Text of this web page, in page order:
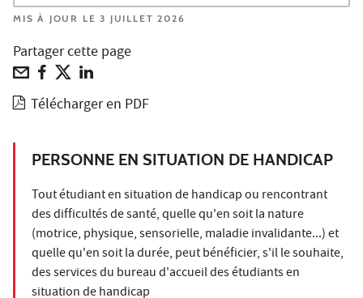
MIS À JOUR LE 3 JUILLET 2026
Partager cette page
Télécharger en PDF
PERSONNE EN SITUATION DE HANDICAP
Tout étudiant en situation de handicap ou rencontrant
des difficultés de santé, quelle qu'en soit la nature
(motrice, physique, sensorielle, maladie invalidante...) et
quelle qu'en soit la durée, peut bénéficier, s'il le souhaite,
des services du bureau d'accueil des étudiants en
situation de handicap